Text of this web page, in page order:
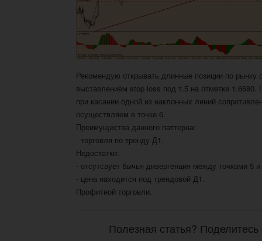
Рекомендую открывать длинные позиции по рынку
выставлением stop loss под т.5 на отметке
при касании одной из наклонных линий
осуществляем в точке 6.
Преимущества данного паттерна:
- торговля по тренду Д1.
Недостатки:
- отсутсвует бычья дивергенция между точками 5
- цена находится под трендовой Д1.
Профитной торговли.
Полезная статья?